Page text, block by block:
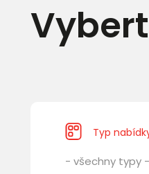
Typ
- všechny typy -